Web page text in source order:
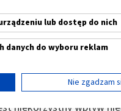
a także zmniejszenia
zapaleniem
w przebiegu
znaczenie ma
krwawień z
czynnikiem
niekorzystny wpływ
lub dostęp do nich
danych do wyboru reklam
reklam
Nie zgadzam